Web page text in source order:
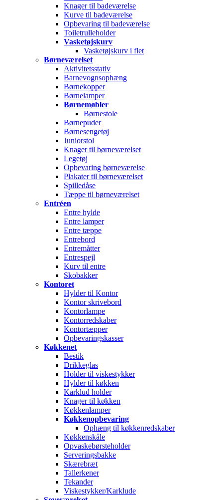
Knager til badeværelse
Kurve til badeværelse
Opbevaring til badeværelse
Toiletrulleholder
Vasketøjskurv
Vasketøjskurv i flet
Børneværelset
Aktivitetsstativ
Barnevognsophæng
Børnekopper
Børnelamper
Børnemøbler
Børnestole
Børnepuder
Børnesengetøj
Juniorstol
Knager til børneværelset
Legetøj
Opbevaring børneværelse
Plakater til børneværelset
Spilledåse
Tæppe til børneværelset
Entréen
Entre hylde
Entre lamper
Entre tæppe
Entrebord
Entremåtter
Entrespejl
Kurv til entre
Skobakker
Kontoret
Hylder til Kontor
Kontor skrivebord
Kontorlampe
Kontorredskaber
Kontortæpper
Opbevaringskasser
Køkkenet
Bestik
Drikkeglas
Holder til viskestykker
Hylder til køkken
Karklud holder
Knager til køkken
Køkkenlamper
Køkkenopbevaring
Ophæng til køkkenredskaber
Køkkenskåle
Opvaskebørsteholder
Serveringsbakke
Skærebræt
Tallerkener
Tekander
Viskestykker/Karklude